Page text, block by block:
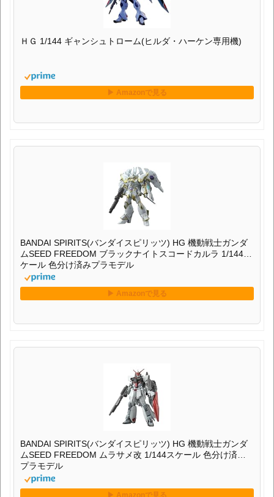
ＨＧ 1/144 ギャンシュトローム(ヒルダ・ハーケン専用機)
BANDAI SPIRITS(バンダイスピリッツ) HG 機動戦士ガンダ
ムSEED FREEDOM ブラックナイトスコードカルラ 1/144ス
ケール 色分け済みプラモデル
BANDAI SPIRITS(バンダイスピリッツ) HG 機動戦士ガンダ
ムSEED FREEDOM ムラサメ改 1/144スケール 色分け済み
プラモデル